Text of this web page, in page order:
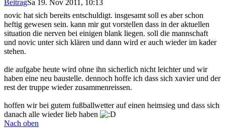
BeitragSa 19. Nov 2011, 10:13
novic hat sich bereits entschuldigt. insgesamt soll es aber schon
heftig gewesen sein. kann mir gut vorstellen dass in der aktuellen
situation die nerven bei einigen blank liegen. soll die mannschaft
und novic unter sich klären und dann wird er auch wieder im kader
stehen.
die aufgabe heute wird ohne ihn sicherlich nicht leichter und wir
haben eine neu baustelle. dennoch hoffe ich dass sich xavier und der
rest der truppe wieder zusammenreissen.
hoffen wir bei gutem fußballwetter auf einen heimsieg und dass sich
danach alle wieder lieb haben
Nach oben